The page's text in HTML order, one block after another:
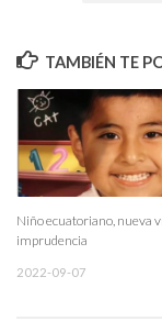
TAMBIÉN TE
Niño ecuatoriano, nueva
imprudencia
2022-09-07